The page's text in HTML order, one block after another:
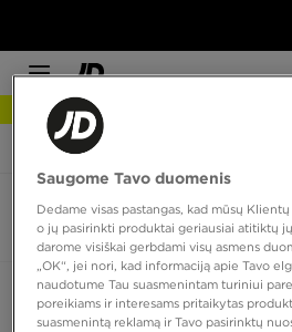
JD Sports Havaianas Top Senses
Havaianas Top
0 produktų
Rūšiuoti:Rekomenduojama
Saugome Tavo duomenis
Dedame visas pastangas, kad mūsų
o jų pasirinkti produktai geriausiai atitiktų
darome visiškai gerbdami visų asmens
„OK“, jei nori, kad informaciją apie Tavo
naudotume Tau suasmenintam turiniui
poreikiams ir interesams pritaikytas
suasmenintą reklamą ir Tavo pasirinktų